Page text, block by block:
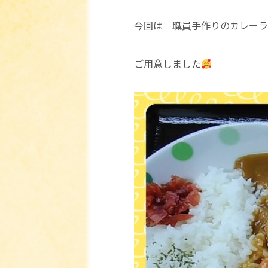
今回は 職員手作りのカレー
ご用意しました